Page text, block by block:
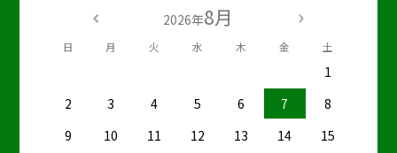
2026年8月
日 月 火 水 木 金 土
1
2
3 4 5 6 7
8
9
10 11 12 13 14
15